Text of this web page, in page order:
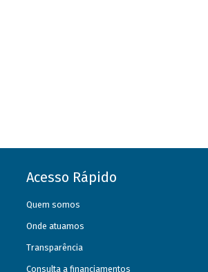
Acesso Rápido
Quem somos
Onde atuamos
Transparência
Consulta a financiamentos